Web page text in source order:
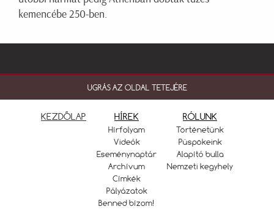
kemencébe 250-ben.
UGRÁS AZ OLDAL TETEJÉRE
KEZDŐLAP HÍREK
Hírfolyam
Videók
Eseménynaptár
Archívum
Címkék
Pályázatok
Benned bízom!
RÓLUNK
Történetünk
Püspökeink
Alapító bulla
Nemzeti kegyhely